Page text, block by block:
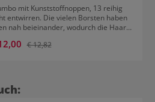
mit Kunststoffnoppen, 13 reihig
entwirren. Die vielen Borsten haben
nah beieinander, wodurch die Haare
abgefedert. Durch die Aufhänge-Öse
Regulärer Preis:
€ 12,82